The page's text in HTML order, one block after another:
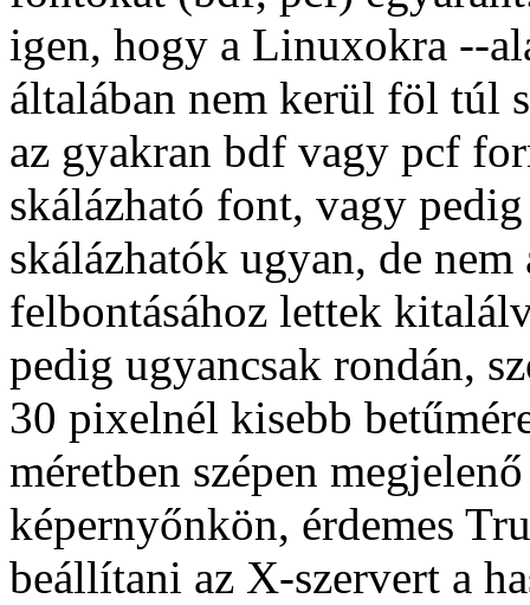
igen, hogy a Linuxokra --
általában nem kerül föl túl
az gyakran bdf vagy pcf
skálázható font, vagy
skálázhatók ugyan, de
felbontásához lettek
pedig ugyancsak rondán,
30 pixelnél kisebb
méretben szépen
képernyőnkön, érdemes
beállítani az X-szervert a